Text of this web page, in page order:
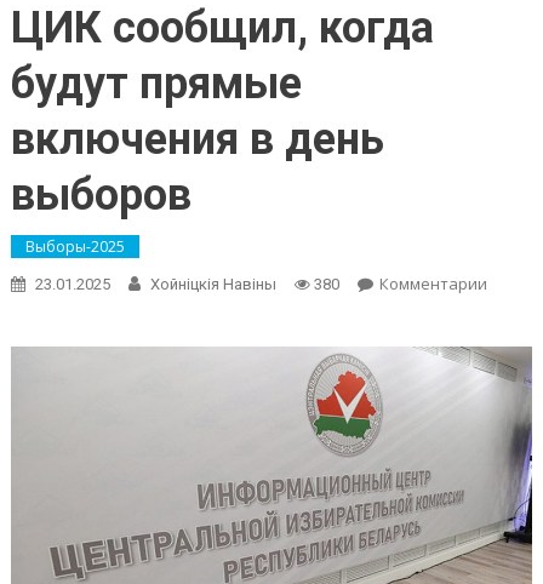
ЦИК сообщил, когда
будут прямые
включения в день
выборов
Выборы-2025
23.01.2025 Хойнiцкiя Навiны 380 Комментарииon
когда
будут
день